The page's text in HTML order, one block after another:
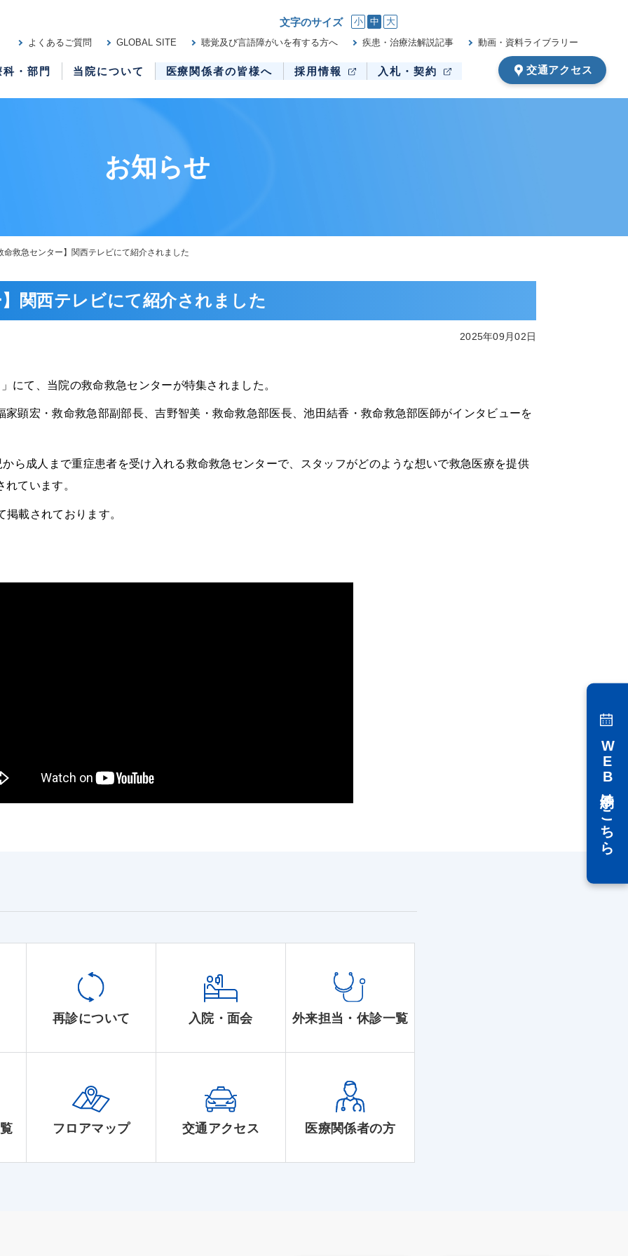
文字のサイズ 小 中 大
交通アクセス
科・部門 当院について 医療関係者の皆様へ 採用情報 入札・契約
よくあるご質問 GLOBAL SITE 聴覚及び言語障がいを有する方へ 疾患・治療法解説記事 動画・資料ライブラリー
お知らせ
命救急センター】関西テレビにて紹介されました
関西テレビにて紹介されました
2025年09月02日
にて、当院の救命救急センターが特集されました。
顕宏・救命救急部副部長、吉野智美・救命救急部医長、池田結香・救命救急部医師がインタビューを
ら成人まで重症患者を受け入れる救命救急センターで、スタッフがどのような想いで救急医療を提供
ています。
掲載されております。
WEB予約はこちら
再診について 入院・面会 外来担当・休診一覧
フロアマップ 交通アクセス 医療関係者の方